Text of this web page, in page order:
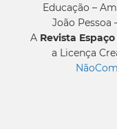
Educação –
João Pessoa
A Revista
a Licença